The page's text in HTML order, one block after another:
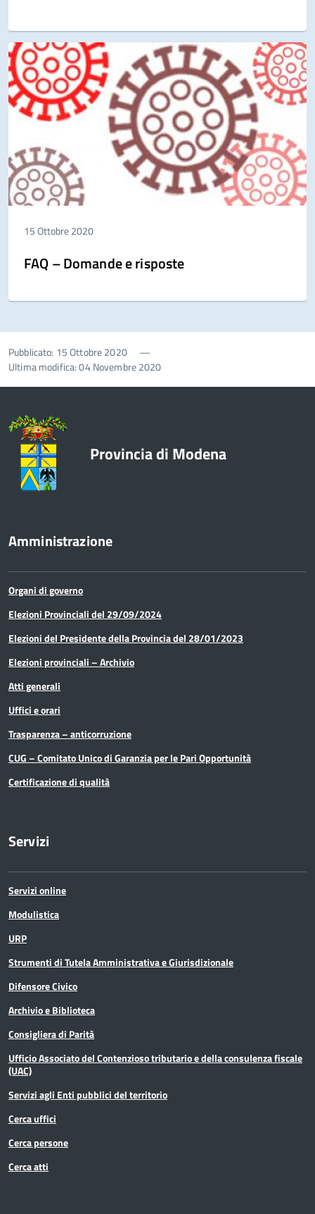
15 Ottobre 2020
FAQ – Domande e risposte
Pubblicato: 15 Ottobre 2020
—
Ultima modifica: 04 Novembre 2020
Provincia di Modena
Amministrazione
Organi di governo
Elezioni Provinciali del 29/09/2024
Elezioni del Presidente della Provincia del 28/01/2023
Elezioni provinciali – Archivio
Atti generali
Uffici e orari
Trasparenza – anticorruzione
CUG – Comitato Unico di Garanzia per le Pari Opportunità
Certificazione di qualità
Servizi
Servizi online
Modulistica
URP
Strumenti di Tutela Amministrativa e Giurisdizionale
Difensore Civico
Archivio e Biblioteca
Consigliera di Parità
Ufficio Associato del Contenzioso tributario e della consulenza fiscale
(UAC)
Servizi agli Enti pubblici del territorio
Cerca uffici
Cerca persone
Cerca atti